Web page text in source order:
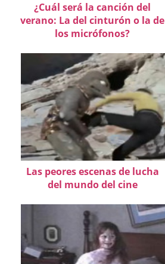
¿Cuál será la canción del
verano: La del cinturón o la de
los micrófonos?
Las peores escenas de lucha
del mundo del cine